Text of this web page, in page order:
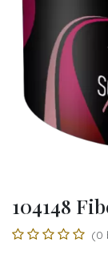
104148
(0